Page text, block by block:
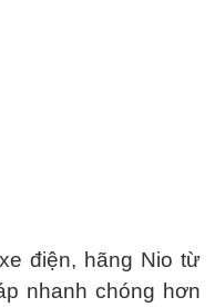
điện, hãng Nio từ
nhanh chóng hơn